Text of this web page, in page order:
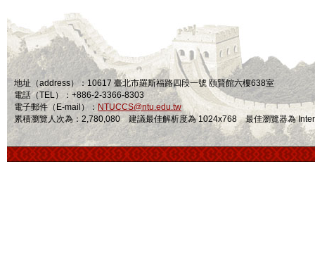
地址（address）：10617 臺北市羅斯福路四段一號 頤賢館六樓638室
電話（TEL）：+886-2-3366-8303
電子郵件（E-mail）： NTUCCS@ntu.edu.tw
累積瀏覽人次為：2,780,080 建議最佳解析度為 1024x768 最佳瀏覽器為